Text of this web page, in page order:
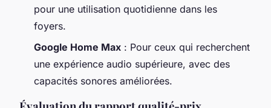
pour une utilisation quotidienne dans les
foyers.
Google Home Max : Pour ceux qui recherchent
une expérience audio supérieure, avec des
capacités sonores améliorées.